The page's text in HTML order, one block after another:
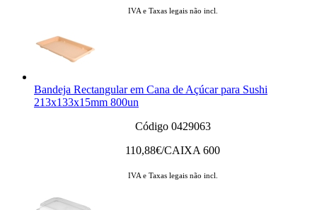
IVA e Taxas legais não incl.
Bandeja Rectangular em Cana de Açúcar para Sushi
213x133x15mm 800un
Código 0429063
110,88€/CAIXA 600
IVA e Taxas legais não incl.